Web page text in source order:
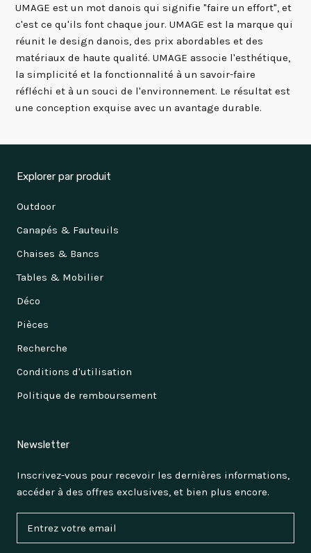
UMAGE est un mot danois qui signifie "faire un effort", et
c'est ce qu'ils font chaque jour. UMAGE est la marque qui
réunit le design danois, des prix abordables et des
matériaux de haute qualité. UMAGE associe l'esthétique,
la simplicité et la fonctionnalité à un savoir-faire
réfléchi et à un souci de l'environnement. Le résultat est
une conception exquise avec un avantage durable.
Explorer par produit
Outdoor
Canapés & Fauteuils
Chaises & Bancs
Tables & Mobilier
Déco
Pièces
Recherche
Conditions d'utilisation
Politique de remboursement
Newsletter
Inscrivez-vous pour recevoir les dernières informations,
accéder à des offres exclusives, et bien plus encore.